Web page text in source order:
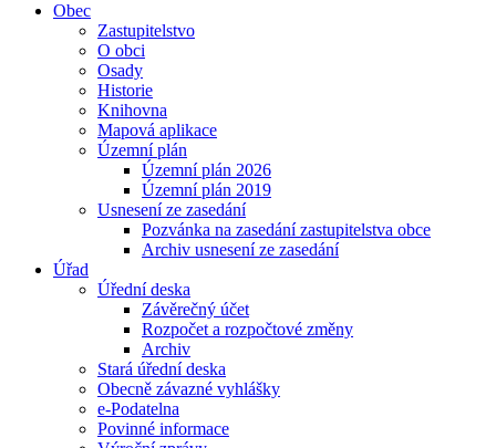
Obec
Zastupitelstvo
O obci
Osady
Historie
Knihovna
Mapová aplikace
Územní plán
Územní plán 2026
Územní plán 2019
Usnesení ze zasedání
Pozvánka na zasedání zastupitelstva obce
Archiv usnesení ze zasedání
Úřad
Úřední deska
Závěrečný účet
Rozpočet a rozpočtové změny
Archiv
Stará úřední deska
Obecně závazné vyhlášky
e-Podatelna
Povinné informace